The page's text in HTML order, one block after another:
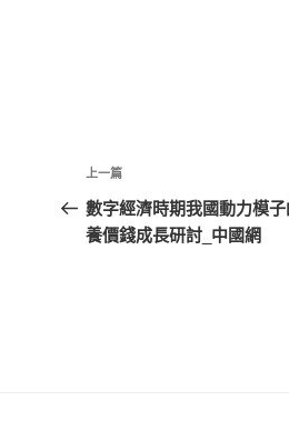
文
章
導
上
一
篇
上一篇
數字經濟時期我國動力模
養價錢成長研討_中國網